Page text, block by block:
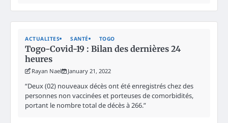
ACTUALITES SANTÉ TOGO
Togo-Covid-19 : Bilan des dernières 24
heures
Rayan Nael January 21, 2022
“Deux (02) nouveaux décès ont été enregistrés chez des
personnes non vaccinées et porteuses de comorbidités,
portant le nombre total de décès à 266.”